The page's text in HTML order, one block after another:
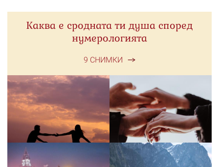
Каква е сродната ти душа според
нумерологията
9 СНИМКИ